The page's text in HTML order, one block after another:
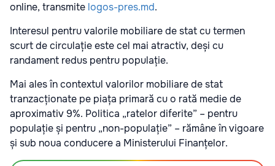
online, transmite logos-pres.md.
Interesul pentru valorile mobiliare de stat cu termen
scurt de circulație este cel mai atractiv, deși cu
randament redus pentru populație.
Mai ales în contextul valorilor mobiliare de stat
tranzacționate pe piața primară cu o rată medie de
aproximativ 9%. Politica „ratelor diferite” – pentru
populație și pentru „non-populație” – rămâne în vigoare
și sub noua conducere a Ministerului Finanțelor.